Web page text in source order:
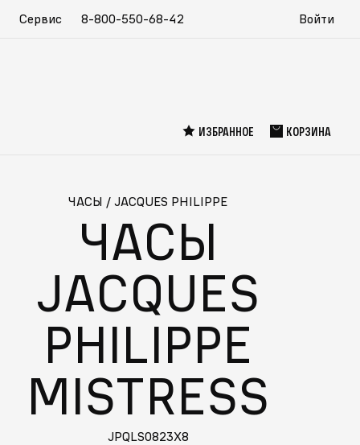
Сервис 8-800-550-68-42 Войти
ИЗБРАННОЕ КОРЗИНА
ЧАСЫ / JACQUES PHILIPPE
ЧАСЫ
JACQUES
PHILIPPE
MISTRESS
JPQLS0823X8